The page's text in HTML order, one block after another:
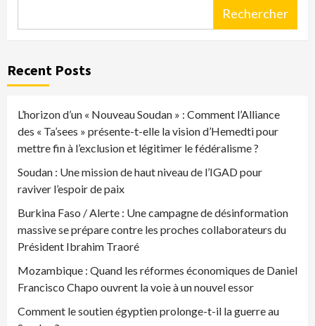
Rechercher
Recent Posts
L’horizon d’un « Nouveau Soudan » : Comment l’Alliance
des « Ta’sees » présente-t-elle la vision d’Hemedti pour
mettre fin à l’exclusion et légitimer le fédéralisme ?
Soudan : Une mission de haut niveau de l’IGAD pour
raviver l’espoir de paix
Burkina Faso / Alerte : Une campagne de désinformation
massive se prépare contre les proches collaborateurs du
Président Ibrahim Traoré
Mozambique : Quand les réformes économiques de Daniel
Francisco Chapo ouvrent la voie à un nouvel essor
Comment le soutien égyptien prolonge-t-il la guerre au